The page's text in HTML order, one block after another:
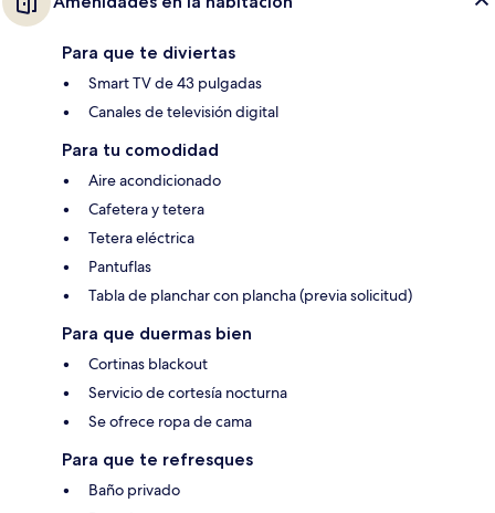
Para que te diviertas
Smart TV de 43 pulgadas
Canales de televisión digital
Para tu comodidad
Aire acondicionado
Cafetera y tetera
Tetera eléctrica
Pantuflas
Tabla de planchar con plancha (previa solicitud)
Para que duermas bien
Cortinas blackout
Servicio de cortesía nocturna
Se ofrece ropa de cama
Para que te refresques
Baño privado